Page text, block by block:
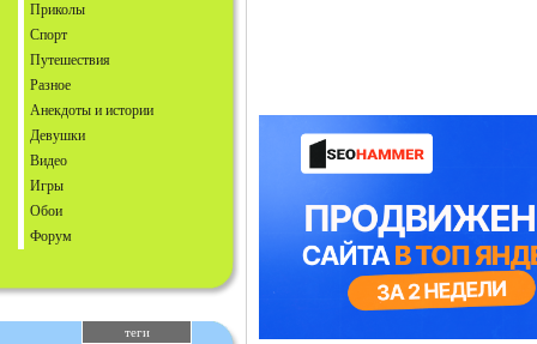
Приколы
Спорт
Путешествия
Разное
Анекдоты и истории
Девушки
Видео
Игры
Обои
Форум
теги